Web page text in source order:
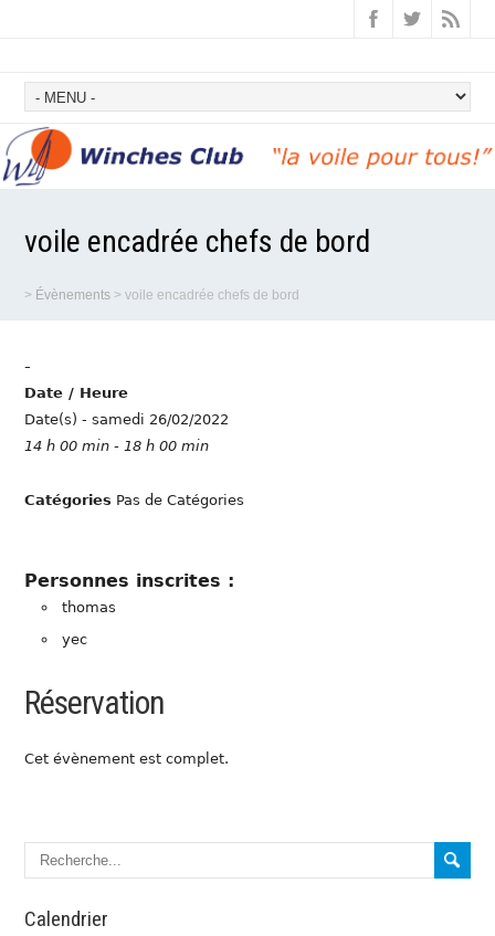
voile encadrée chefs de bord
> Évènements >voile encadrée chefs de bord
-
Date / Heure
Date(s) - samedi 26/02/2022
14 h 00 min - 18 h 00 min
Catégories Pas de Catégories
Personnes inscrites :
thomas
yec
Réservation
Cet évènement est complet.
Calendrier